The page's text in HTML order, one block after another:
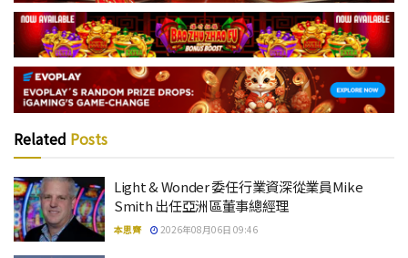
Related Posts
Light & Wonder 委任行業資深從業員Mike
Smith 出任亞洲區董事總經理
本思齊 2026年08月06日 09:46